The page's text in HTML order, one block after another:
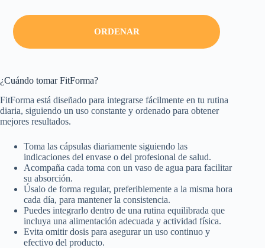
ORDENAR
¿Cuándo tomar FitForma?
FitForma está diseñado para integrarse fácilmente en tu rutina
diaria, siguiendo un uso constante y ordenado para obtener
mejores resultados.
Toma las cápsulas diariamente siguiendo las
indicaciones del envase o del profesional de salud.
Acompaña cada toma con un vaso de agua para facilitar
su absorción.
Úsalo de forma regular, preferiblemente a la misma hora
cada día, para mantener la consistencia.
Puedes integrarlo dentro de una rutina equilibrada que
incluya una alimentación adecuada y actividad física.
Evita omitir dosis para asegurar un uso continuo y
efectivo del producto.